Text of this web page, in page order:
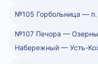
№105 Горбольница —
№107 Печора —
Набережный — Усть-